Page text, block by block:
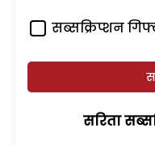
सब्सक्रिप्शन
सरिता